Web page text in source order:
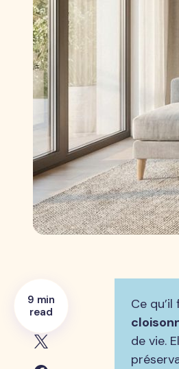
9 min
read
Ce
de vie.